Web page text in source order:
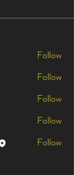
Follow
Follow
Follow
Follow
Follow